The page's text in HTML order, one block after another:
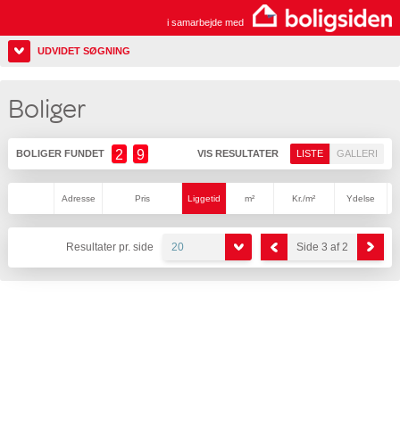
i samarbejde med
UDVIDET SØGNING
Boliger
BOLIGER FUNDET 2 9 VIS RESULTATER LISTE GALLERI
Adresse Pris Liggetid m² Kr./m² Ydelse
Resultater pr. side 20 Side 3 af 2